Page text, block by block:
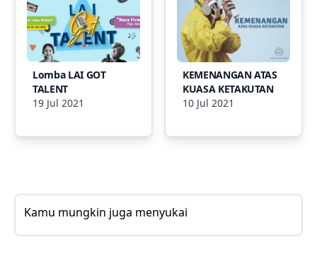
Lomba LAI GOT
TALENT
19 Jul 2021
KEMENANGAN ATAS
KUASA KETAKUTAN
10 Jul 2021
Kamu mungkin juga menyukai